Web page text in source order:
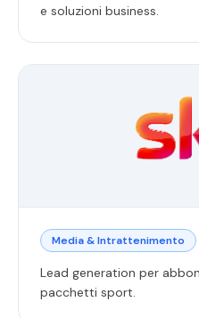
e soluzioni business.
Media & Intrattenimento
Lead generation per
pacchetti sport.